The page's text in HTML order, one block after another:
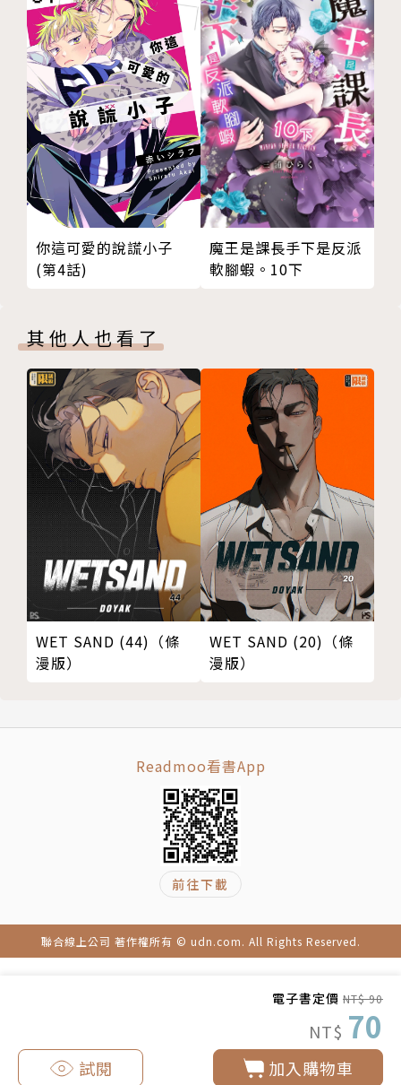
電子書定價 NT$ 90
NT$ 70
加入購物車
試閱
你這可愛的說謊小子
(第4話)
魔王是課長手下是反派
軟腳蝦。10下
其他人也看了
WET SAND (44)（條
漫版）
WET SAND (20)（條
漫版）
Readmoo看書App
前往下載
聯合線上公司 著作權所有 © udn.com. All Rights Reserved.